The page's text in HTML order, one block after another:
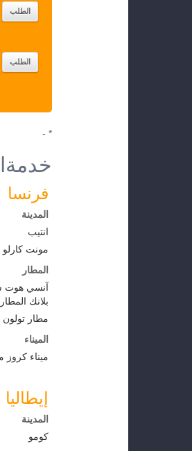
الطلب
الطلب
* -
فرنسا
المدينة
انتيب
مونت كارلو
المطار
آنسي هوت
بلانك المطار
مطار
الميناء
ميناء كروز
إيطاليا
المدينة
كومو